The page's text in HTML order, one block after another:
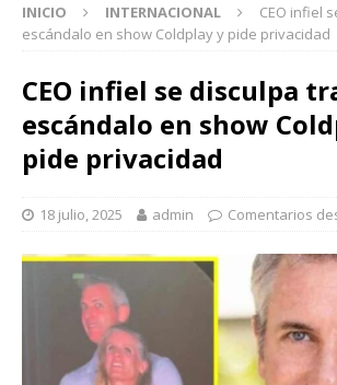
INICIO INTERNACIONAL
CEO infiel
escándalo en show Coldplay y pide privacidad
CEO infiel se disculpa
escándalo en show
pide privacidad
18 julio, 2025 admin Comentarios